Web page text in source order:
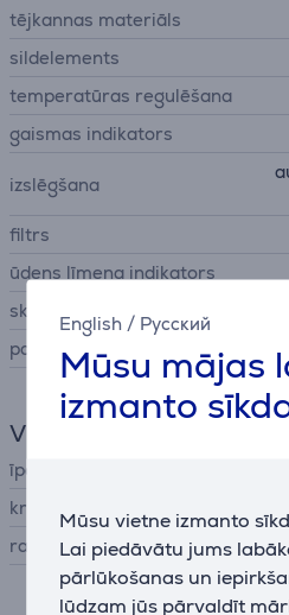
English / Русский
Mūsu mājas
izmanto
Mūsu vietne izmanto
Lai piedāvātu jums
pārlūkošanas un
lūdzam jūs pārvaldīt
tējkannas materiāls
sildelements
temperatūras regulēšana
gaismas indikators
izslēgšana
filtrs
ūdens līmeņa indikators
skaņas signāls
paliktnis
Vispārējais parametrs
īpašības
krāsa
ražotājs